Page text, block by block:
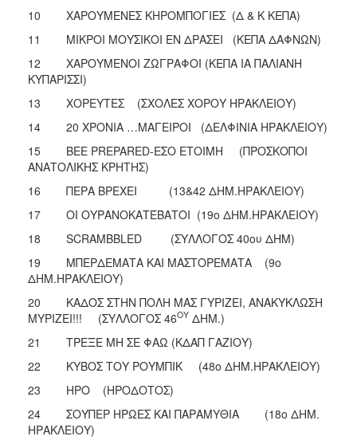
10 ΧΑΡΟΥΜΕΝΕΣ ΚΗΡΟΜΠΟΓΙΕΣ (Δ & Κ ΚΕΠΑ)
11 ΜΙΚΡΟΙ ΜΟΥΣΙΚΟΙ ΕΝ ΔΡΑΣΕΙ (ΚΕΠΑ ΔΑΦΝΩΝ)
12 ΧΑΡΟΥΜΕΝΟΙ ΖΩΓΡΑΦΟΙ (ΚΕΠΑ ΙΑ ΠΑΛΙΑΝΗ
ΚΥΠΑΡΙΣΣΙ)
13 ΧΟΡΕΥΤΕΣ (ΣΧΟΛΕΣ ΧΟΡΟΥ ΗΡΑΚΛΕΙΟΥ)
14 20 ΧΡΟΝΙΑ …ΜΑΓΕΙΡΟΙ (ΔΕΛΦΙΝΙΑ ΗΡΑΚΛΕΙΟΥ)
15 BEE PREPARED-ΕΣΟ ΕΤΟΙΜΗ (ΠΡΟΣΚΟΠΟΙ
ΑΝΑΤΟΛΙΚΗΣ ΚΡΗΤΗΣ)
16 ΠΕΡΑ ΒΡΕΧΕΙ (13&42 ΔΗΜ.ΗΡΑΚΛΕΙΟΥ)
17 ΟΙ ΟΥΡΑΝΟΚΑΤΈΒΑΤΟΙ (19ο ΔΗΜ.ΗΡΑΚΛΕΙΟΥ)
18 SCRAMBBLED (ΣΥΛΛΟΓΟΣ 40ου ΔΗΜ)
19 ΜΠΕΡΔΕΜΑΤΑ ΚΑΙ ΜΑΣΤΟΡΕΜΑΤΑ (9ο
ΔΗΜ.ΗΡΑΚΛΕΙΟΥ)
20 ΚΑΔΟΣ ΣΤΗΝ ΠΟΛΗ ΜΑΣ ΓΥΡΙΖΕΙ, ΑΝΑΚΥΚΛΩΣΗ
ΜΥΡΙΖΕΙ!!! (ΣΥΛΛΟΓΟΣ 46ΟΥ ΔΗΜ.)
21 ΤΡΕΞΕ ΜΗ ΣΕ ΦΑΩ (ΚΔΑΠ ΓΑΖΙΟΥ)
22 ΚΥΒΟΣ ΤΟΥ ΡΟΥΜΠΙΚ (48ο ΔΗΜ.ΗΡΑΚΛΕΙΟΥ)
23 ΗΡΟ (ΗΡΟΔΟΤΟΣ)
24 ΣΟΥΠΕΡ ΗΡΩΕΣ ΚΑΙ ΠΑΡΑΜΥΘΙΑ (18ο ΔΗΜ.
ΗΡΑΚΛΕΙΟΥ)